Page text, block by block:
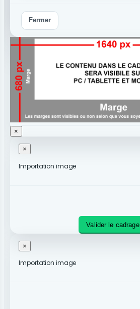
Fermer
×
×
Importation image
Valider le cadrage
×
Importation image